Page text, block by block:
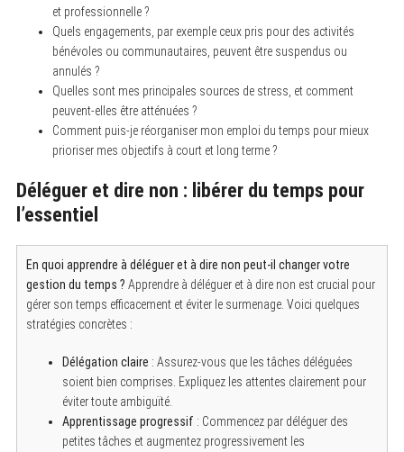
et professionnelle ?
Quels engagements, par exemple ceux pris pour des activités
bénévoles ou communautaires, peuvent être suspendus ou
annulés ?
Quelles sont mes principales sources de stress, et comment
peuvent-elles être atténuées ?
Comment puis-je réorganiser mon emploi du temps pour mieux
prioriser mes objectifs à court et long terme ?
Déléguer et dire non : libérer du temps pour
l’essentiel
En quoi apprendre à déléguer et à dire non peut-il changer votre
gestion du temps ? Apprendre à déléguer et à dire non est crucial pour
gérer son temps efficacement et éviter le surmenage. Voici quelques
stratégies concrètes :
Délégation claire : Assurez-vous que les tâches déléguées
soient bien comprises. Expliquez les attentes clairement pour
éviter toute ambiguïté.
Apprentissage progressif : Commencez par déléguer des
petites tâches et augmentez progressivement les